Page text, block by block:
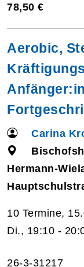
78,50 €
Aerobic,
Carina
Hermann-
10 Termine,
Di., 19:10 -
26-3-31217